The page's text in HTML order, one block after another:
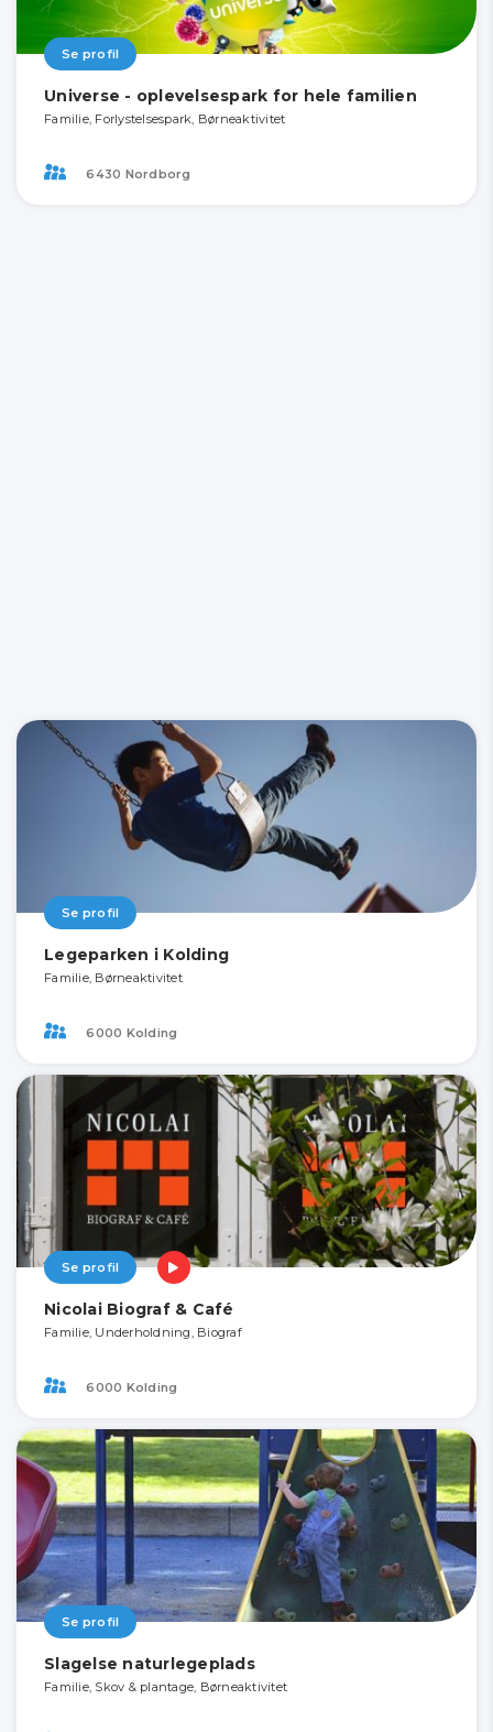
Se profil
Universe - oplevelsespark for hele familien
Familie, Forlystelsespark, Børneaktivitet
6430 Nordborg
Se profil
Legeparken i Kolding
Familie, Børneaktivitet
6000 Kolding
Se profil
Nicolai Biograf & Café
Familie, Underholdning, Biograf
6000 Kolding
Se profil
Slagelse naturlegeplads
Familie, Skov & plantage, Børneaktivitet